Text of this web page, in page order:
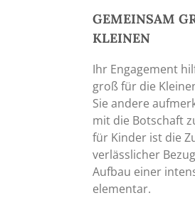
GEMEINSAM
KLEINEN
Ihr Engagement
groß für die
Sie andere
mit die Botschaft
für Kinder ist die
verlässlicher
Aufbau einer
elementar.